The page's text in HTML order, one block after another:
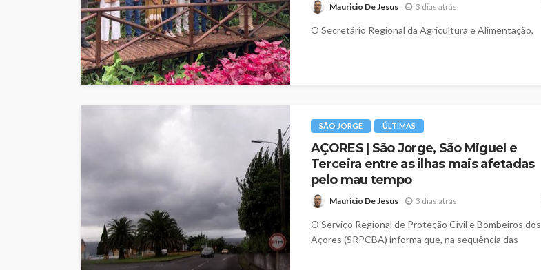
Mauricio De Jesus 3 dias atrás
O Secretário Regional da Agricultura e Alimentação,
SÃO JORGE ÚLTIMAS
AÇORES | São Jorge, São Miguel e
Terceira entre as ilhas mais afetadas
pelo mau tempo
Mauricio De Jesus 3 dias atrás
O Serviço Regional de Proteção Civil e Bombeiros dos
Açores (SRPCBA) informa que, na sequência das